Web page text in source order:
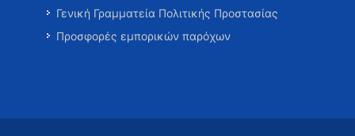
Γενική Γραμματεία Πολιτικής Προστασίας
Προσφορές εμπορικών παρόχων